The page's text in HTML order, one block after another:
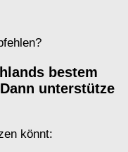
bestem
unterstütze
könnt: